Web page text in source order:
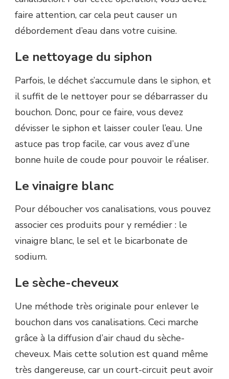
faire attention, car cela peut causer un
débordement d’eau dans votre cuisine.
Le nettoyage du siphon
Parfois, le déchet s’accumule dans le siphon, et
il suffit de le nettoyer pour se débarrasser du
bouchon. Donc, pour ce faire, vous devez
dévisser le siphon et laisser couler l’eau. Une
astuce pas trop facile, car vous avez d’une
bonne huile de coude pour pouvoir le réaliser.
Le vinaigre blanc
Pour déboucher vos canalisations, vous pouvez
associer ces produits pour y remédier : le
vinaigre blanc, le sel et le bicarbonate de
sodium.
Le sèche-cheveux
Une méthode très originale pour enlever le
bouchon dans vos canalisations. Ceci marche
grâce à la diffusion d’air chaud du sèche-
cheveux. Mais cette solution est quand même
très dangereuse, car un court-circuit peut avoir